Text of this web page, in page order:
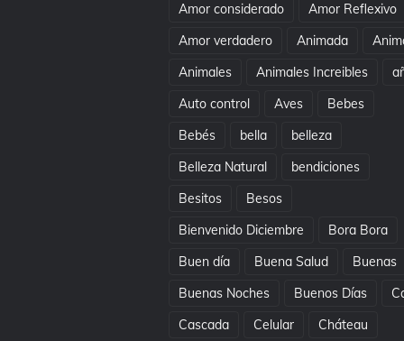
Amor considerado
Amor Reflexivo
Amor verdadero
Animada
Animales
Animales Increibles
Auto control
Aves
Bebes
Bebés
bella
belleza
Belleza Natural
bendiciones
Besitos
Besos
Bienvenido Diciembre
Bora Bora
Buen día
Buena Salud
Buenas
Buenas Noches
Buenos Días
Cascada
Celular
Cháteau